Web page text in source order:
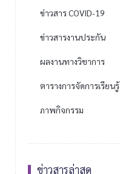
ข่าวสาร COVID-19
ข่าวสารงานประกัน
ผลงานทางวิชาการ
ตารางการจัดการเรียนรู้
ภาพกิจกรรม
ข่าวสารล่าสุด